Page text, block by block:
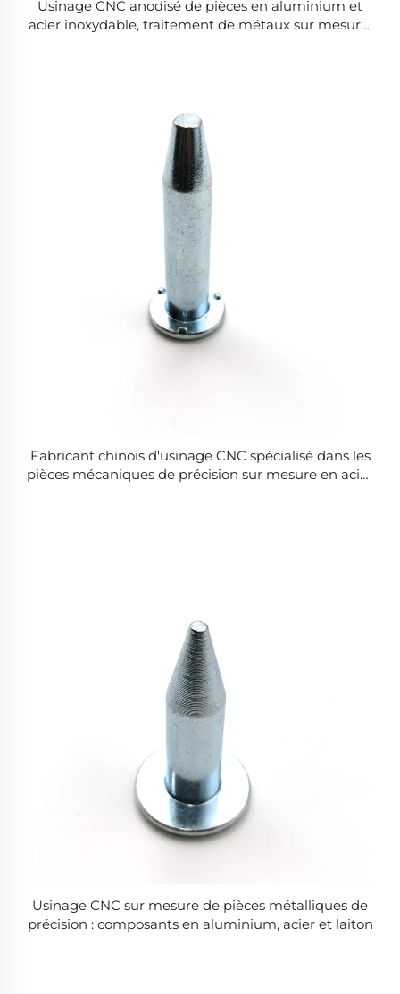
Usinage CNC anodisé de pièces en aluminium et
acier inoxydable, traitement de métaux sur mesure,
Fabricant chinois d'usinage CNC spécialisé dans les
pièces mécaniques de précision sur mesure en acier
Usinage CNC sur mesure de pièces métalliques de
précision : composants en aluminium, acier et laiton